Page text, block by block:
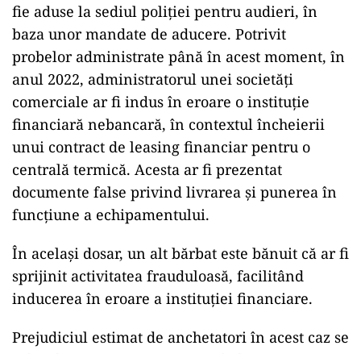
fie aduse la sediul poliției pentru audieri, în
baza unor mandate de aducere. Potrivit
probelor administrate până în acest moment, în
anul 2022, administratorul unei societăți
comerciale ar fi indus în eroare o instituție
financiară nebancară, în contextul încheierii
unui contract de leasing financiar pentru o
centrală termică. Acesta ar fi prezentat
documente false privind livrarea și punerea în
funcțiune a echipamentului.
În același dosar, un alt bărbat este bănuit că ar fi
sprijinit activitatea frauduloasă, facilitând
inducerea în eroare a instituției financiare.
Prejudiciul estimat de anchetatori în acest caz se